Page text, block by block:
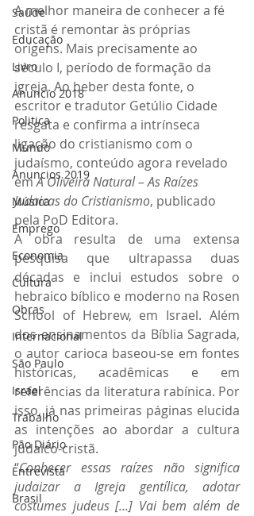
Saúde
Educação
Livro
Anuncio 2018
Politica
Mundo
Anuncios 2019
Música
Emprego
Economia
Cultura
Obras
Internacional
São Paulo
Israel
Trabalho
Pão Diário
Entrevista
Brasil
A melhor maneira de conhecer a fé
cristã é remontar às próprias
origens. Mais precisamente ao
século I, período de formação da
igreja. Ao beber desta fonte, o
escritor e tradutor Getúlio Cidade
resgata e confirma a intrínseca
ligação do cristianismo com o
judaísmo, conteúdo agora revelado
em A Oliveira Natural – As Raízes
Judaicas do Cristianismo, publicado
pela PoD Editora.
A obra resulta de uma extensa
pesquisa que ultrapassa duas
décadas e inclui estudos sobre o
hebraico bíblico e moderno na Rosen
School of Hebrew, em Israel. Além
dos ensinamentos da Bíblia Sagrada,
o autor carioca baseou-se em fontes
históricas, acadêmicas e em
referências da literatura rabínica. Por
isso, já nas primeiras páginas elucida
as intenções ao abordar a cultura
judaico-cristã.
“Conhecer essas raízes não significa
judaizar a Igreja gentílica, adotar
costumes judeus [...] Vai bem além de